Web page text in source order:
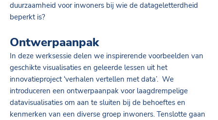
duurzaamheid voor inwoners bij wie de datageletterdheid
beperkt is?
Ontwerpaanpak
In deze werksessie delen we inspirerende voorbeelden van
geschikte visualisaties en geleerde lessen uit het
innovatieproject ‘verhalen vertellen met data’. We
introduceren een ontwerpaanpak voor laagdrempelige
datavisualisaties om aan te sluiten bij de behoeftes en
kenmerken van een diverse groep inwoners. Tenslotte gaan